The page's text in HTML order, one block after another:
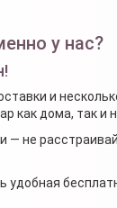
у нас?
и
как дома, так и
— не
удобная